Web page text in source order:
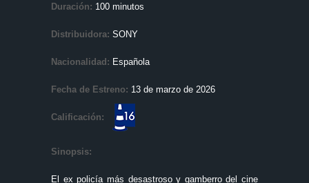
Duración: 100 minutos
Distribuidora: SONY
Nacionalidad: Española
Fecha de Estreno: 13 de marzo de 2026
Calificación:
Sinopsis:
El ex policía más desastroso y gamberro del cine